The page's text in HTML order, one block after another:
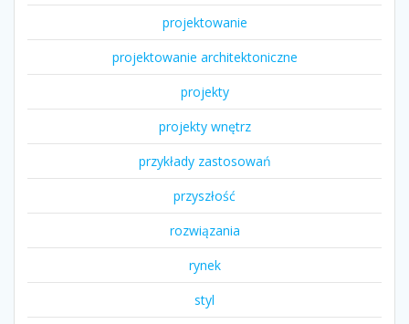
projektowanie
projektowanie architektoniczne
projekty
projekty wnętrz
przykłady zastosowań
przyszłość
rozwiązania
rynek
styl